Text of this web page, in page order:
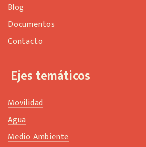
Blog
Documentos
Contacto
Ejes temáticos
Movilidad
Agua
Medio Ambiente